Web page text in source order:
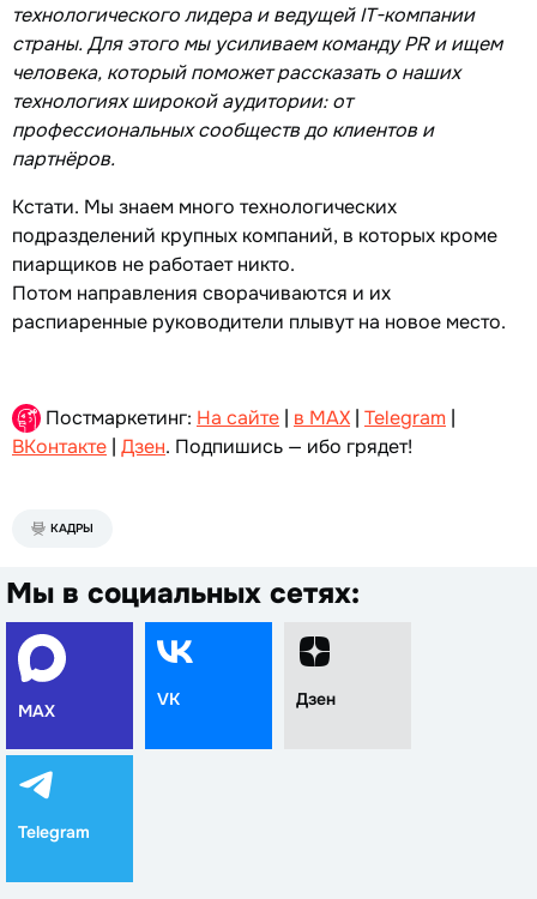
технологического лидера и ведущей IT-компании
страны. Для этого мы усиливаем команду PR и ищем
человека, который поможет рассказать о наших
технологиях широкой аудитории: от
профессиональных сообществ до клиентов и
партнёров.
Кстати. Мы знаем много технологических
подразделений крупных компаний, в которых кроме
пиарщиков не работает никто.
Потом направления сворачиваются и их
распиаренные руководители плывут на новое место.
Постмаркетинг: На сайте | в MAX | Telegram |
ВКонтакте | Дзен. Подпишись — ибо грядет!
КАДРЫ
Мы в социальных сетях:
MAX
VK Дзен
Telegram